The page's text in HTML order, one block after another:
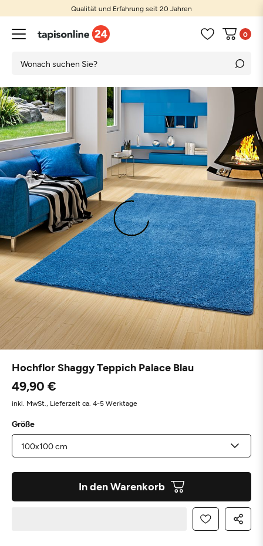
Qualität und Erfahrung seit 20 Jahren
0
Hochflor Shaggy Teppich Palace Blau
49,90 €
inkl. MwSt., Lieferzeit ca. 4-5 Werktage
Größe
In den Warenkorb